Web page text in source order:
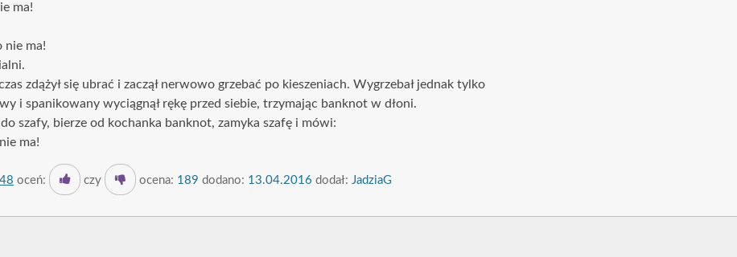
ma!
nie ma!
zdążył się ubrać i zaczął nerwowo grzebać po kieszeniach. Wygrzebał jednak tylko
i spanikowany wyciągnął rękę przed siebie, trzymając banknot w dłoni.
szafy, bierze od kochanka banknot, zamyka szafę i mówi:
ma!
oceń: czy ocena: 189 dodano: 13.04.2016 dodał: JadziaG